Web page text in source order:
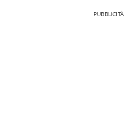
PUBBLICITÀ